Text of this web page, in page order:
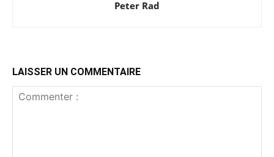
Peter Rad
LAISSER UN COMMENTAIRE